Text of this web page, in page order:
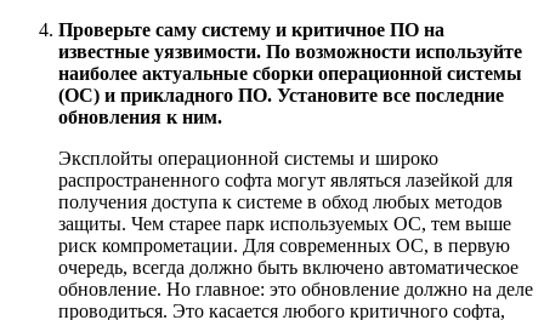
Проверьте саму систему и критичное ПО на
известные уязвимости. По возможности используйте
наиболее актуальные сборки операционной системы
(ОС) и прикладного ПО. Установите все последние
обновления к ним.
Эксплойты операционной системы и широко
распространенного софта могут являться лазейкой для
получения доступа к системе в обход любых методов
защиты. Чем старее парк используемых ОС, тем выше
риск компрометации. Для современных ОС, в первую
очередь, всегда должно быть включено автоматическое
обновление. Но главное: это обновление должно на деле
проводиться. Это касается любого критичного софта,